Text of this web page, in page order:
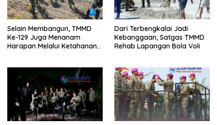
Selain Membangun, TMMD
Ke-129 Juga Menanam
Harapan Melalui Ketahanan
Dari Terbengkalai Jadi
Kebanggaan, Satgas TMMD
Rehab Lapangan Bola Voli